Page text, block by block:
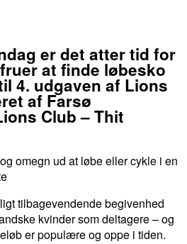
er det atter tid for
at finde løbesko
4. udgaven af Lions
af Farsø
Club – Thit
omegn ud at løbe eller cykle i en
tilbagevendende begivenhed
kvinder som deltagere – og
er populære og oppe i tiden.